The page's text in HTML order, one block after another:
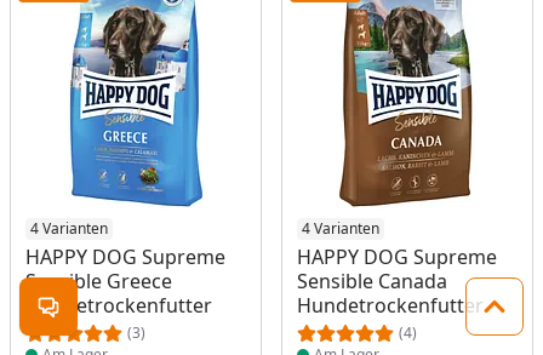
4 Varianten
HAPPY DOG Supreme
Sensible Greece
Hundetrockenfutter
(3)
Produkt am Lager 4 Varianten
HAPPY DOG Supreme
Sensible Canada
Hundetrockenfutter
(4)
Produkt am Lager
Kontakt öffnen